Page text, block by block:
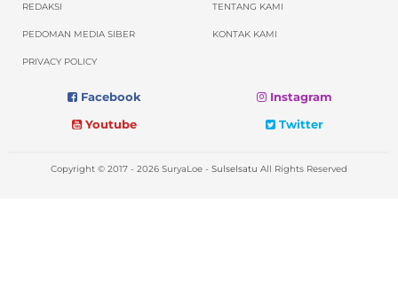
REDAKSI TENTANG KAMI
PEDOMAN MEDIA SIBER KONTAK KAMI
PRIVACY POLICY
Facebook
Instagram
Youtube
Twitter
Copyright © 2017 - 2026 SuryaLoe - Sulselsatu All Rights Reserved